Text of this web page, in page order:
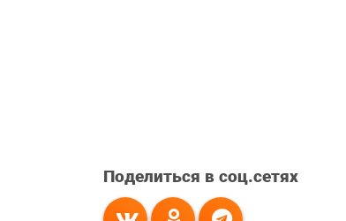
Поделиться в соц.сетях